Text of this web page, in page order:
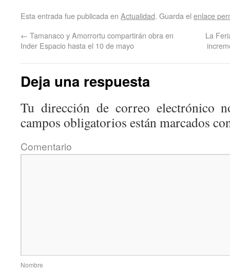
Esta entrada fue publicada en Actualidad. Guarda el enlace
← Tamanaco y Amorrortu compartirán obra en
Inder Espacio hasta el 10 de mayo
La
Deja una respuesta
Tu dirección de correo electrónico
campos obligatorios están marcados